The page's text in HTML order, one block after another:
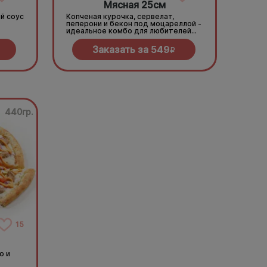
соус
Мясная 25см
Копченая курочка, сервелат,
пеперони и бекон под моцареллой -
идеальное комбо для любителей
всего мясного!
Заказать за 549R
440гр.
15
и